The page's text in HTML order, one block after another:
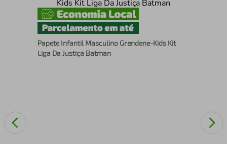
Papete Infantil Masculino Grendene-Kids Kit
Liga Da Justiça Batman